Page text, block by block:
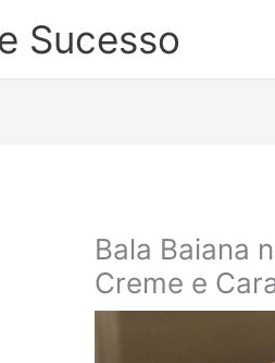
Sucesso
Bala Baiana
Creme e